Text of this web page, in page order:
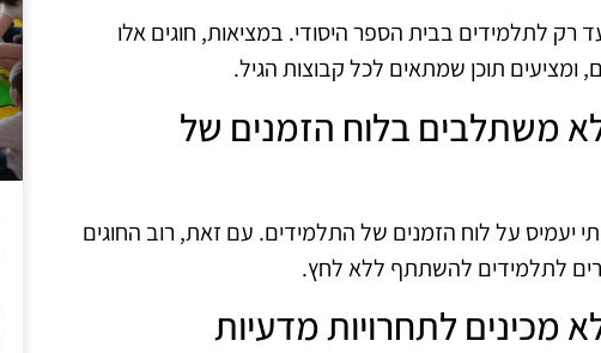
רק לתלמידים בבית הספר היסודי. במציאות, חוגים אלו
ומציעים תוכן שמתאים לכל קבוצות הגיל.
לא משתלבים בלוח הזמנים של
יעמיס על לוח הזמנים של התלמידים. עם זאת, רוב החוגים
לתלמידים להשתתף ללא לחץ.